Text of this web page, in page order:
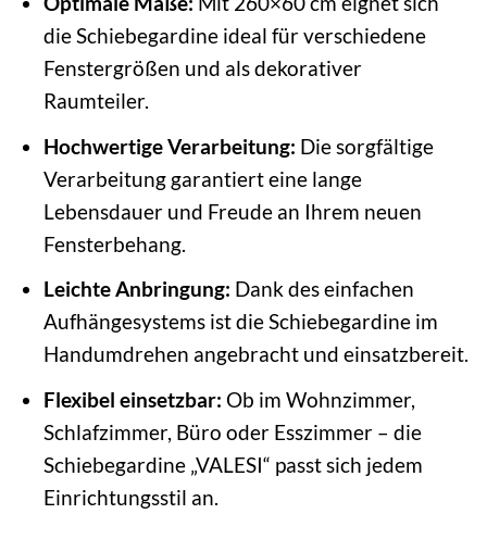
die Schiebegardine ideal für verschiedene
Fenstergrößen und als dekorativer
Raumteiler.
Hochwertige Verarbeitung: Die sorgfältige
Verarbeitung garantiert eine lange
Lebensdauer und Freude an Ihrem neuen
Fensterbehang.
Leichte Anbringung: Dank des einfachen
Aufhängesystems ist die Schiebegardine im
Handumdrehen angebracht und einsatzbereit.
Flexibel einsetzbar: Ob im Wohnzimmer,
Schlafzimmer, Büro oder Esszimmer – die
Schiebegardine „VALESI“ passt sich jedem
Einrichtungsstil an.